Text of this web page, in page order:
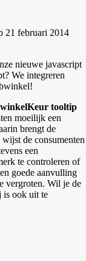
21 februari 2014
nieuwe javascript
We integreren
tooltip
moeilijk een
brengt de
de consumenten
een
te controleren of
goede aanvulling
vergroten. Wil je de
is ook uit te